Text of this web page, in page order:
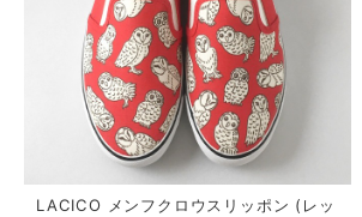
LACICO メンフクロウスリッポン (レッ